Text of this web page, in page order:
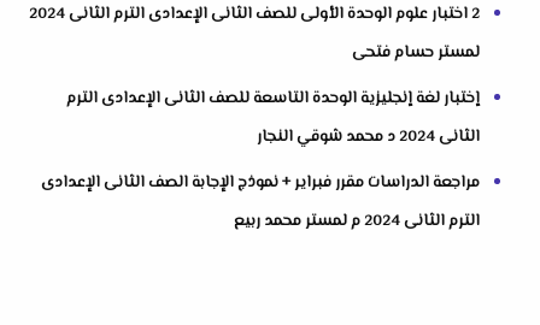
2 اختبار علوم الوحدة الأولى للصف الثانى الإعدادى الترم الثانى 2024
لمستر حسام فتحى
إختبار لغة إنجليزية الوحدة التاسعة للصف الثانى الإعدادى الترم
الثانى 2024 د محمد شوقي النجار
مراجعة الدراسات مقرر فبراير + نموذج الإجابة الصف الثانى الإعدادى
الترم الثانى 2024 م لمستر محمد ربيع